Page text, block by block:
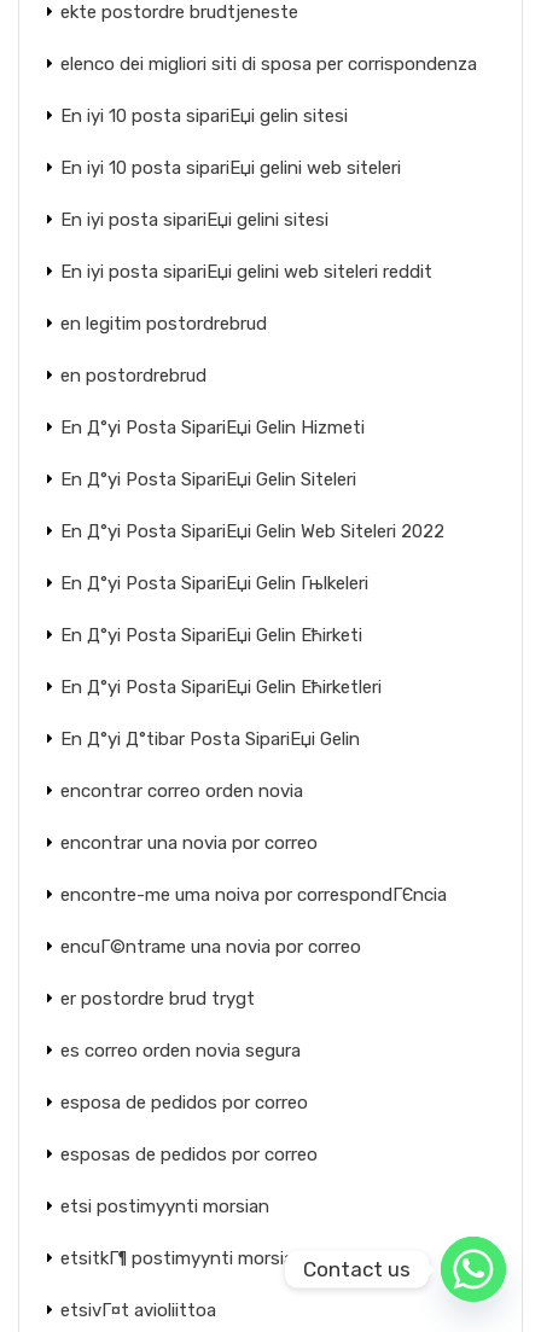
ekte postordre brudtjeneste
elenco dei migliori siti di sposa per corrispondenza
En iyi 10 posta sipariЕџi gelin sitesi
En iyi 10 posta sipariЕџi gelini web siteleri
En iyi posta sipariЕџi gelini sitesi
En iyi posta sipariЕџi gelini web siteleri reddit
en legitim postordrebrud
en postordrebrud
En Д°yi Posta SipariЕџi Gelin Hizmeti
En Д°yi Posta SipariЕџi Gelin Siteleri
En Д°yi Posta SipariЕџi Gelin Web Siteleri 2022
En Д°yi Posta SipariЕџi Gelin Гњlkeleri
En Д°yi Posta SipariЕџi Gelin Ећirketi
En Д°yi Posta SipariЕџi Gelin Ећirketleri
En Д°yi Д°tibar Posta SipariЕџi Gelin
encontrar correo orden novia
encontrar una novia por correo
encontre-me uma noiva por correspondГЄncia
encuГ©ntrame una novia por correo
er postordre brud trygt
es correo orden novia segura
esposa de pedidos por correo
esposas de pedidos por correo
etsi postimyynti morsian
etsitkГ¶ postimyynti morsiamaa
etsivГ¤t avioliittoa
Contact us